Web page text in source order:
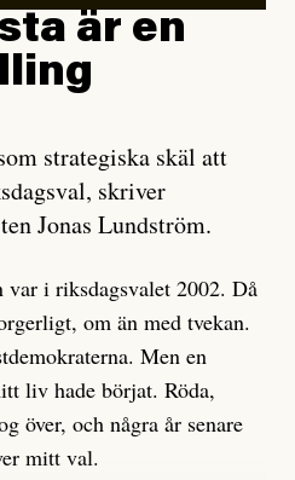
bevis, bara misstankar,
just för att inte skapa
ETC påstår, ”vad som
utan den bidrar bara till
Det finns inte ett enda bevis
infiltratör. Det som läsaren
ändrat sina politiska åsikter
tidigare innehåll på sina
författare inte förstår sig
att det tydligen finns
som säger saker som
är en
strategiska skäl att
skriver
Jonas Lundström.
var i riksdagsvalet 2002. Då
om än med tvekan.
Men en
liv hade börjat. Röda,
över, och några år senare
mitt val.